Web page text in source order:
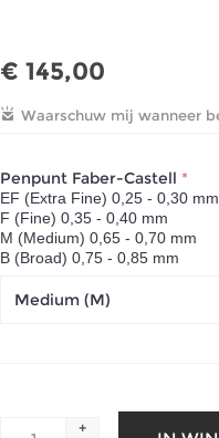
€ 145,00
Penpunt Faber-Castell *
EF (Extra Fine) 0,25 - 0,30 mm
F (Fine) 0,35 - 0,40 mm
M (Medium) 0,65 - 0,70 mm
B (Broad) 0,75 - 0,85 mm
+